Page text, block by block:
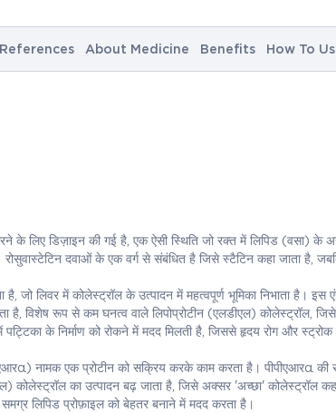
References About Medicine Benefits How To
लिए डिज़ाइन की गई है, एक ऐसी स्थिति जो रक्त में लिपिड (वसा) के
दवाओं के एक वर्ग से संबंधित है जिसे स्टैटिन कहा जाता है,
जो लिवर में कोलेस्ट्रॉल के उत्पादन में महत्वपूर्ण भूमिका निभाता है। इस
है, विशेष रूप से कम घनत्व वाले लिपोप्रोटीन (एलडीएल) कोलेस्ट्रॉल,
के निर्माण को रोकने में मदद मिलती है, जिससे हृदय रोग और स्ट्रोक
नामक एक प्रोटीन को सक्रिय करके काम करता है। पीपीएआरα की
कोलेस्ट्रॉल का उत्पादन बढ़ जाता है, जिसे अक्सर 'अच्छा' कोलेस्ट्रॉल
लिपिड प्रोफ़ाइल को बेहतर बनाने में मदद करता है।